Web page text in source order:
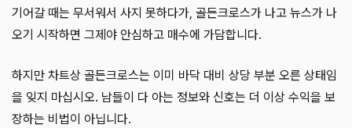
기어갈 때는 무서워서 사지 못하다가, 골든크로스가 나고 뉴스가 나
오기 시작하면 그제야 안심하고 매수에 가담합니다.
하지만 차트상 골든크로스는 이미 바닥 대비 상당 부분 오른 상태임
을 잊지 마십시오. 남들이 다 아는 정보와 신호는 더 이상 수익을 보
장하는 비법이 아닙니다.